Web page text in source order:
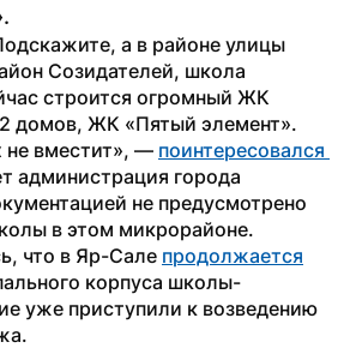
а в районе улицы
Созидателей, школа
строится огромный ЖК
домов, ЖК «Пятый элемент».
не вместит», —
администрация города
не предусмотрено
в этом микрорайоне.
что в Яр-Сале продолжается
корпуса школы-
уже приступили к возведению